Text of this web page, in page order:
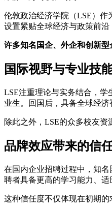
伦敦政治经济学院（LSE）
设置紧贴全球经济与政策前
许多知名国企、外企和创新
国际视野与专业技
LSE注重理论与实务结合，
业生。回国后，具备全球经
除此之外，LSE的众多校友
品牌效应带来的信
在国内企业招聘过程中，知
聘者具备更高的学习能力、适
这种信任度不仅体现在初期